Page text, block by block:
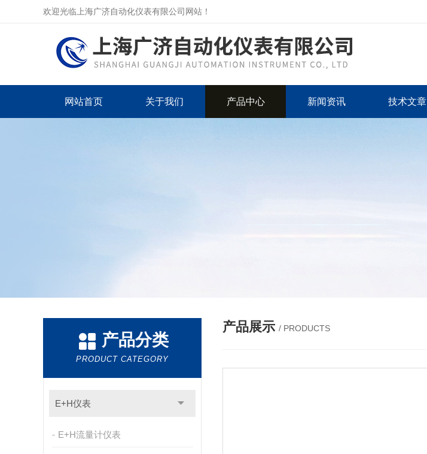
欢迎光临上海广济自动化仪表有限公司网站！
网站首页 关于我们 产品中心 新闻资讯 技术文章
产品分类
PRODUCT CATEGORY
E+H仪表
E+H流量计仪表
产品展示 / PRODUCTS